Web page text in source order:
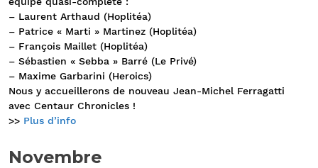
– Laurent Arthaud (Hoplitéa)
– Patrice « Marti » Martinez (Hoplitéa)
– François Maillet (Hoplitéa)
– Sébastien « Sebba » Barré (Le Privé)
– Maxime Garbarini (Heroics)
Nous y accueillerons de nouveau Jean-Michel Ferragatti
avec Centaur Chronicles !
>> Plus d’info
Novembre